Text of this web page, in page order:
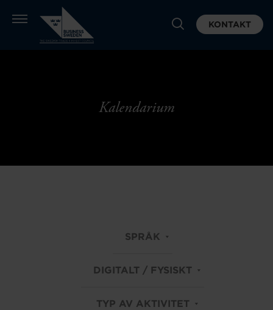
KONTAKT
Kalendarium
SPRÅK
DIGITALT / FYSISKT
TYP AV AKTIVITET